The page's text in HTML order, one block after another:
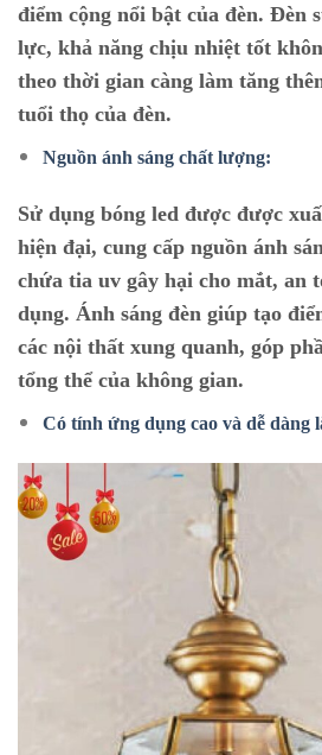
điểm cộng nổi bật của đèn. Đèn
lực, khả năng chịu nhiệt tốt
theo thời gian càng làm tăng
tuổi thọ của đèn.
Nguồn ánh sáng chất lượng:
Sử dụng bóng led được được
hiện đại, cung cấp nguồn ánh
chứa tia uv gây hại cho mắt, an
dụng. Ánh sáng đèn giúp tạo
các nội thất xung quanh, góp
tổng thể của không gian.
Có tính ứng dụng cao và dễ dàng